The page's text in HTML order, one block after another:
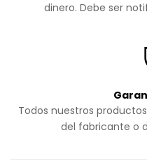
dinero. Debe ser
Todos nuestros
del fabricante o